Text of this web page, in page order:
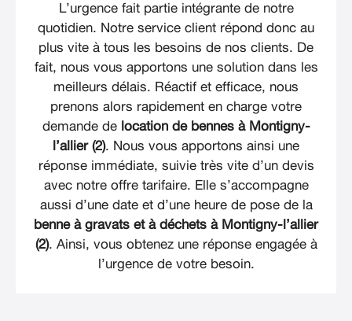
L’urgence fait partie intégrante de notre
quotidien. Notre service client répond donc au
plus vite à tous les besoins de nos clients. De
fait, nous vous apportons une solution dans les
meilleurs délais. Réactif et efficace, nous
prenons alors rapidement en charge votre
demande de location de bennes à Montigny-
l’allier (2). Nous vous apportons ainsi une
réponse immédiate, suivie très vite d’un devis
avec notre offre tarifaire. Elle s’accompagne
aussi d’une date et d’une heure de pose de la
benne à gravats et à déchets à Montigny-l’allier
(2). Ainsi, vous obtenez une réponse engagée à
l’urgence de votre besoin.